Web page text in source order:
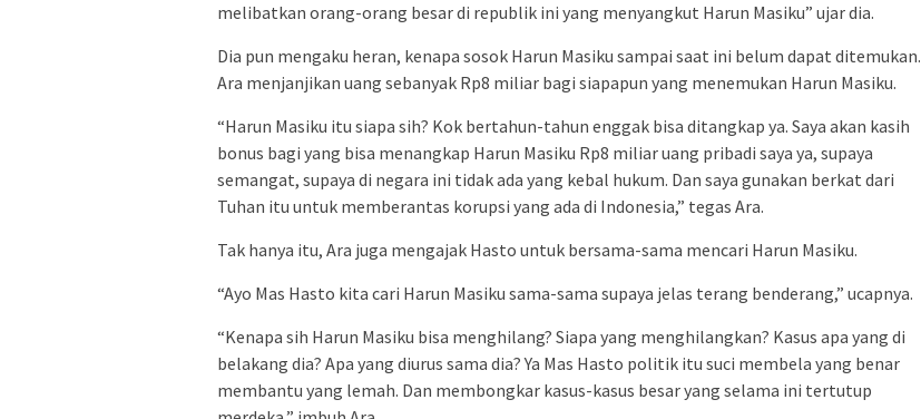
melibatkan orang-orang besar di republik ini yang menyangkut Harun Masiku” ujar dia.
Dia pun mengaku heran, kenapa sosok Harun Masiku sampai saat ini belum dapat ditemukan.
Ara menjanjikan uang sebanyak Rp8 miliar bagi siapapun yang menemukan Harun Masiku.
“Harun Masiku itu siapa sih? Kok bertahun-tahun enggak bisa ditangkap ya. Saya akan kasih
bonus bagi yang bisa menangkap Harun Masiku Rp8 miliar uang pribadi saya ya, supaya
semangat, supaya di negara ini tidak ada yang kebal hukum. Dan saya gunakan berkat dari
Tuhan itu untuk memberantas korupsi yang ada di Indonesia,” tegas Ara.
Tak hanya itu, Ara juga mengajak Hasto untuk bersama-sama mencari Harun Masiku.
“Ayo Mas Hasto kita cari Harun Masiku sama-sama supaya jelas terang benderang,” ucapnya.
“Kenapa sih Harun Masiku bisa menghilang? Siapa yang menghilangkan? Kasus apa yang di
belakang dia? Apa yang diurus sama dia? Ya Mas Hasto politik itu suci membela yang benar
membantu yang lemah. Dan membongkar kasus-kasus besar yang selama ini tertutup